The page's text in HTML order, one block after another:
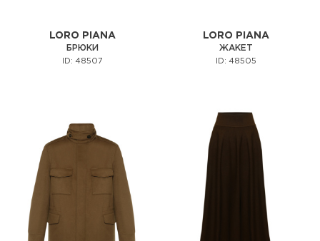
LORO PIANA
БРЮКИ
ID: 48507
LORO PIANA
ЖАКЕТ
ID: 48505